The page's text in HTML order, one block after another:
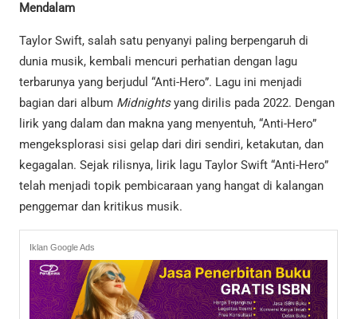
Mendalam
Taylor Swift, salah satu penyanyi paling berpengaruh di
dunia musik, kembali mencuri perhatian dengan lagu
terbarunya yang berjudul “Anti-Hero”. Lagu ini menjadi
bagian dari album Midnightsyang dirilis pada 2022. Dengan
lirik yang dalam dan makna yang menyentuh, “Anti-Hero”
mengeksplorasi sisi gelap dari diri sendiri, ketakutan, dan
kegagalan. Sejak rilisnya, lirik lagu Taylor Swift “Anti-Hero”
telah menjadi topik pembicaraan yang hangat di kalangan
penggemar dan kritikus musik.
Iklan Google Ads